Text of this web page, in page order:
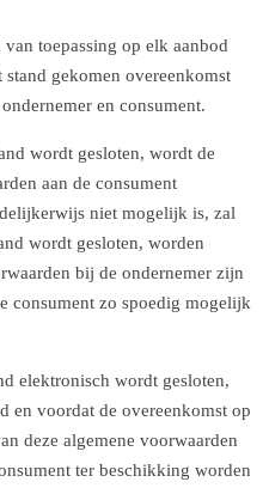
toepassing op elk aanbod
gekomen overeenkomst
en consument.
wordt gesloten, wordt de
aan de consument
niet mogelijk is, zal
wordt gesloten, worden
bij de ondernemer zijn
consument zo spoedig mogelijk
elektronisch wordt gesloten,
voordat de overeenkomst op
deze algemene voorwaarden
ter beschikking worden